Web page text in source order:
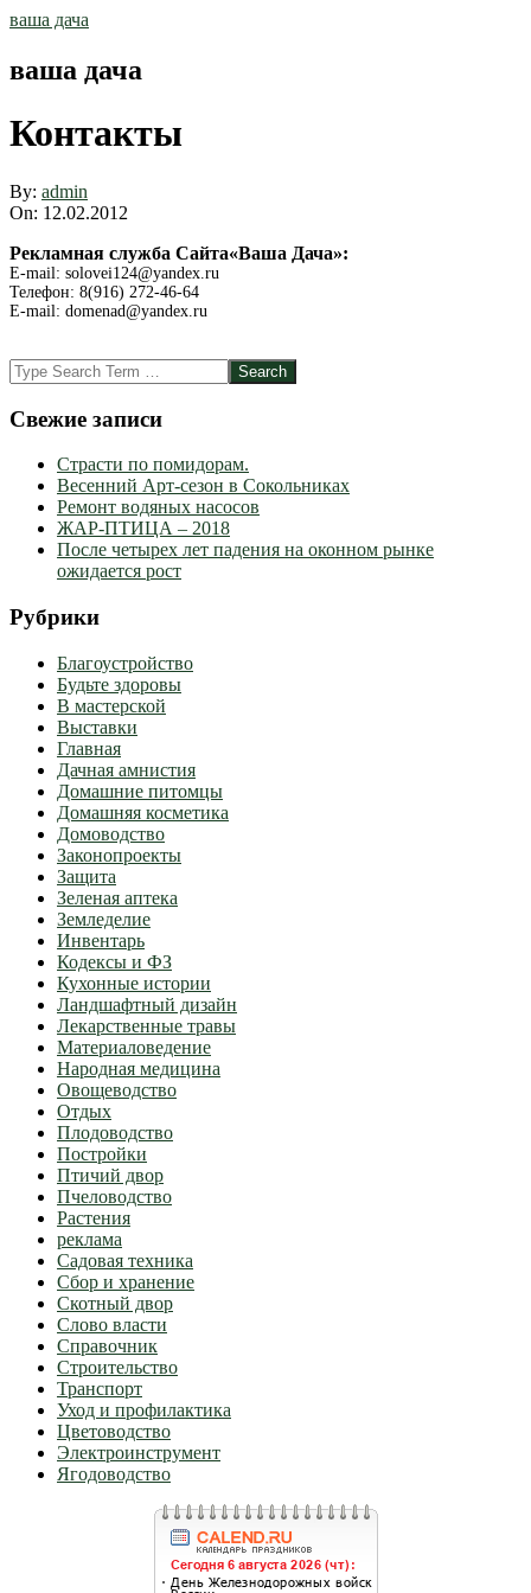
Skip
ваша дача
ваша дача
Контакты
By: admin
On: 12.02.2012
Рекламная служба Сайта«Ваша Дача»:
Е-mail: solovei124@yandex.ru
Телефон: 8(916) 272-46-64
Е-mail: domenad@yandex.ru
2012-
02-
12
Search
Свежие записи
Страсти по помидорам.
Весенний Арт-сезон в Сокольниках
Ремонт водяных насосов
ЖАР-ПТИЦА – 2018
После четырех лет падения на оконном рынке
ожидается рост
Рубрики
Благоустройство
Будьте здоровы
В мастерской
Выставки
Главная
Дачная амнистия
Домашние питомцы
Домашняя косметика
Домоводство
Законопроекты
Защита
Зеленая аптека
Земледелие
Инвентарь
Кодексы и ФЗ
Кухонные истории
Ландшафтный дизайн
Лекарственные травы
Материаловедение
Народная медицина
Овощеводство
Отдых
Плодоводство
Постройки
Птичий двор
Пчеловодство
Растения
реклама
Садовая техника
Сбор и хранение
Скотный двор
Слово власти
Справочник
Строительство
Транспорт
Уход и профилактика
Цветоводство
Электроинструмент
Ягодоводство